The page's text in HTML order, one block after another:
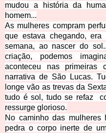
mudou a história da
homem...
As mulheres compram
que estava chegando,
semana, ao nascer do
criação, podemos
aconteceu nas primeiras
narrativa de São Lucas.
longe vão as trevas da
tudo é sol, tudo se refaz
ressurge glorioso.
No caminho das
pedra o corpo inerte de